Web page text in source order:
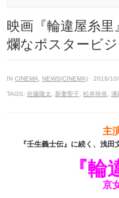
映画『輪違屋糸
爛なポスタービジ
INCINEMA NEWS(CINEMA) · 2018/
TAGS:佐藤隆太 新妻聖子 ,松井玲奈 ,溝
主
『壬生義士伝』に続く、浅
『輪
京